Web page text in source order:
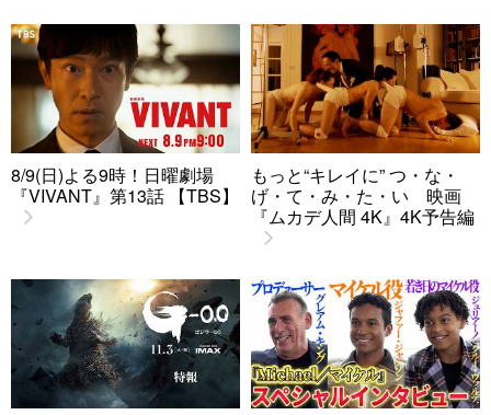
8/9(日)よる9時！日曜劇場
『VIVANT』第13話 【TBS】
もっと“キレイに” つ・な・
げ・て・み・た・い 映画
『ムカデ人間 4K』4K予告編